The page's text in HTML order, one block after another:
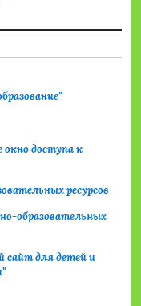
доступа к
ресурсов
образовательных
сайт для детей и